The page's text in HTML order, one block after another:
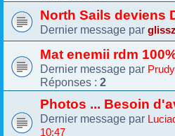
North Sails deviens
Dernier message par
Mat enemii rdm
Dernier message par Prudy
Réponses : 2
Photos ... Besoin
Dernier message par
10:47